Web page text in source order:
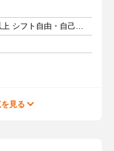
週1日以上 1日4時間以上 シフト自由・自己申告
見る